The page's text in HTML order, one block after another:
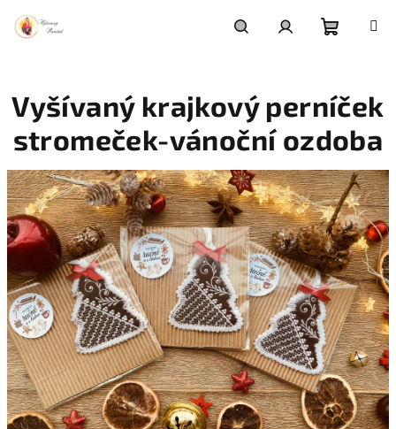
obsah
košík
Vyšívaný krajkový perníček
stromeček-vánoční ozdoba